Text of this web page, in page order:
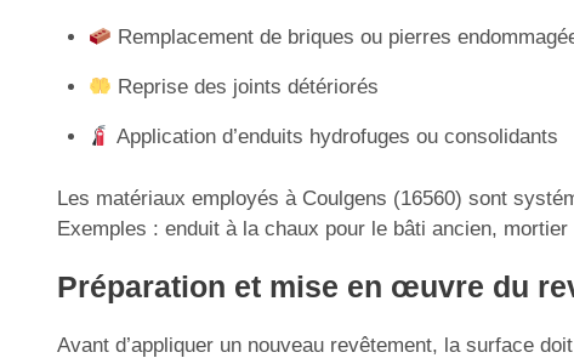
Remplacement de briques ou pierres
Reprise des joints détériorés
Application d’enduits hydrofuges ou consolidants
Les matériaux employés à Coulgens (16560) sont
Exemples : enduit à la chaux pour le bâti ancien,
Préparation et mise en œuvre du
Avant d’appliquer un nouveau revêtement, la surface